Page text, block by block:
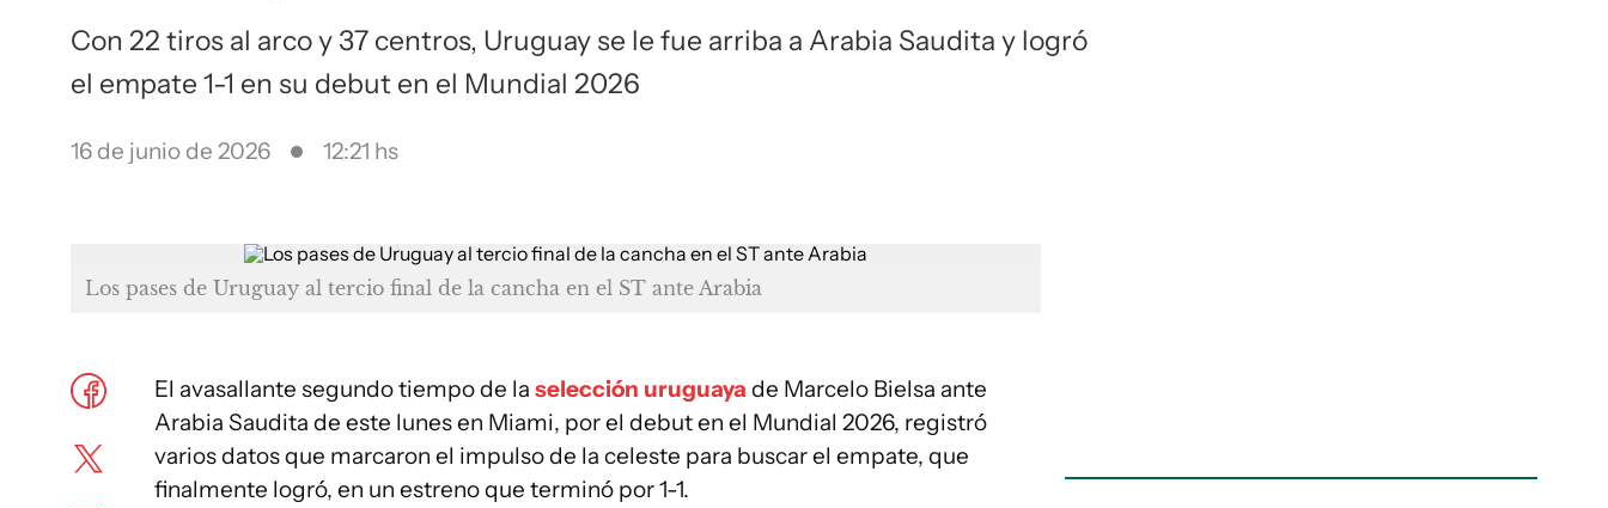
Con 22 tiros al arco y 37 centros, Uruguay se le fue arriba a Arabia Saudita y logró
el empate 1-1 en su debut en el Mundial 2026
16 de junio de 2026 12:21 hs
Los pases de Uruguay al tercio final de la cancha en el ST ante Arabia
El avasallante segundo tiempo de la selección uruguaya de Marcelo Bielsa ante
Arabia Saudita de este lunes en Miami, por el debut en el Mundial 2026, registró
varios datos que marcaron el impulso de la celeste para buscar el empate, que
finalmente logró, en un estreno que terminó por 1-1.